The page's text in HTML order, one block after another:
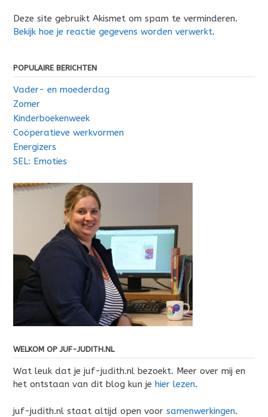
Deze site gebruikt Akismet om spam te verminderen.
Bekijk hoe je reactie gegevens worden verwerkt.
POPULAIRE BERICHTEN
Vader- en moederdag
Zomer
Kinderboekenweek
Coöperatieve werkvormen
Energizers
SEL: Emoties
WELKOM OP JUF-JUDITH.NL
Wat leuk dat je juf-judith.nl bezoekt. Meer over mij en
het ontstaan van dit blog kun je hier lezen.
juf-judith.nl staat altijd open voor samenwerkingen.